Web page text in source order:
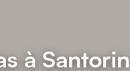
à Santorin